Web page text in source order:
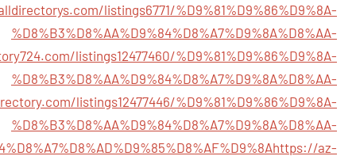
listings6771/%D9%81%D9%86%D9%8A-
%D8%B3%D8%AA%D9%84%D8%A7%D9%8A%D8%AA-
listings12477460/%D9%81%D9%86%D9%8A-
%D8%B3%D8%AA%D9%84%D8%A7%D9%8A%D8%AA-
listings12477446/%D9%81%D9%86%D9%8A-
%D8%B3%D8%AA%D9%84%D8%A7%D9%8A%D8%AA-
https://az-